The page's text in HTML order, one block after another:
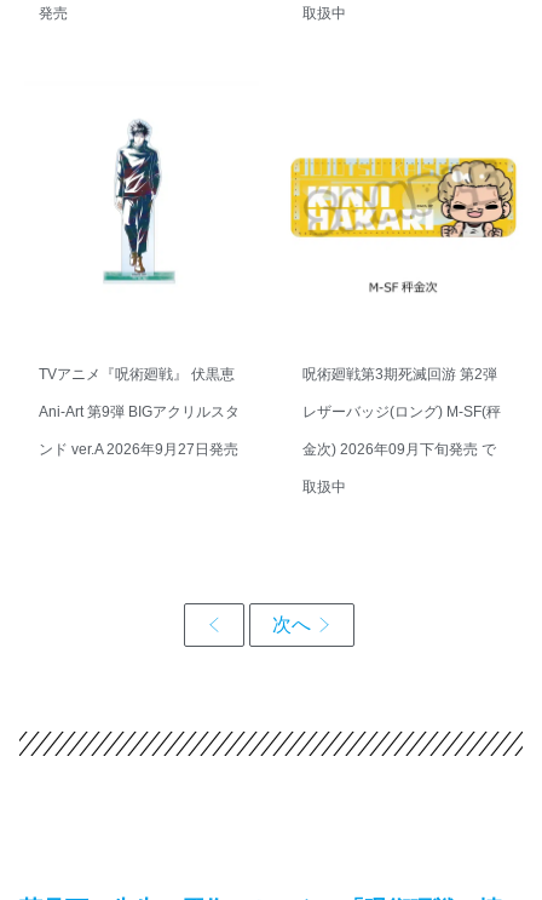
発売 取扱中
TVアニメ『呪術廻戦』 伏黒恵
Ani-Art 第9弾 BIGアクリルスタ
ンド ver.A 2026年9月27日発売
呪術廻戦第3期死滅回游 第2弾
レザーバッジ(ロング) M-SF(秤
金次) 2026年09月下旬発売 で
取扱中